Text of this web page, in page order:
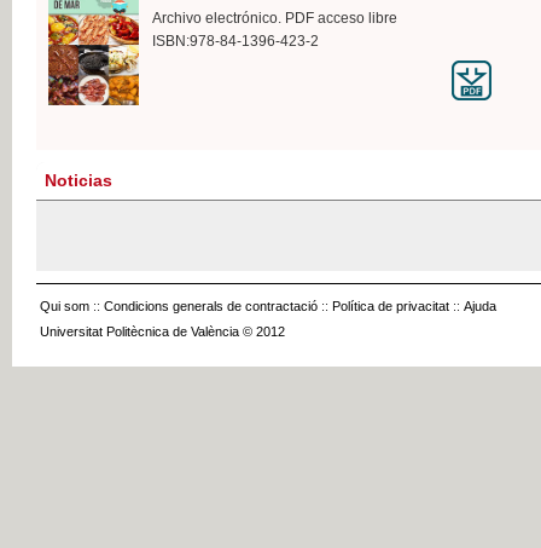
Archivo electrónico. PDF acceso libre
ISBN:978-84-1396-423-2
Noticias
Qui som :: Condicions generals de contractació :: Política de privacitat :: Ajuda
Universitat Politècnica de València © 2012